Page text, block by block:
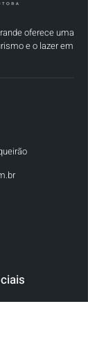
oferece uma
e o lazer em